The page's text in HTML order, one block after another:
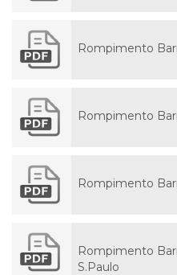
Rompimento
Rompimento
Rompimento
Rompimento
S.Paulo